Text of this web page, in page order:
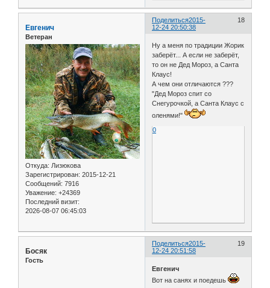
Поделиться 18
2015-
12-24 20:50:38
Евгенич
Ветеран
Откуда: Лизюкова
Зарегистрирован: 2015-12-21
Сообщений: 7916
Уважение: +24369
Последний визит:
2026-08-07 06:45:03
Ну а меня по традиции Жорик
заберёт... А если не заберёт,
то он не Дед Мороз, а Санта
Клаус!
А чем они отличаются ???
"Дед Мороз спит со
Снегурочкой, а Санта Клаус с
оленями!"
0
Поделиться 19
2015-
12-24 20:51:58
Босяк
Гость
Евгенич
Вот на санях и поедешь